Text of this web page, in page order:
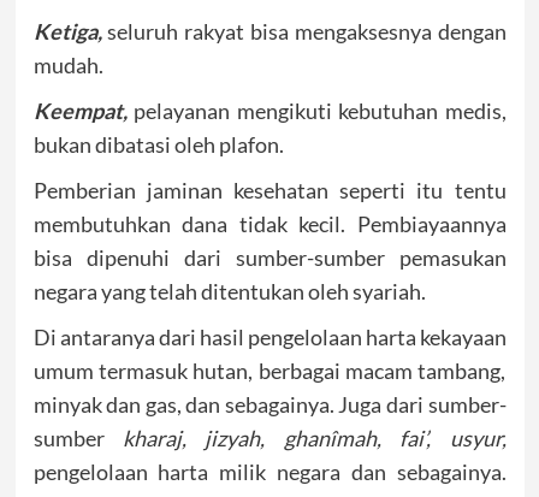
Ketiga,seluruh rakyat bisa mengaksesnya dengan
mudah.
Keempat,pelayanan mengikuti kebutuhan medis,
bukan dibatasi oleh plafon.
Pemberian jaminan kesehatan seperti itu tentu
membutuhkan dana tidak kecil. Pembiayaannya
bisa dipenuhi dari sumber-sumber pemasukan
negara yang telah ditentukan oleh syariah.
Di antaranya dari hasil pengelolaan harta kekayaan
umum termasuk hutan, berbagai macam tambang,
minyak dan gas, dan sebagainya. Juga dari sumber-
sumber kharaj, jizyah, ghanîmah, fai’, usyur,
pengelolaan harta milik negara dan sebagainya.